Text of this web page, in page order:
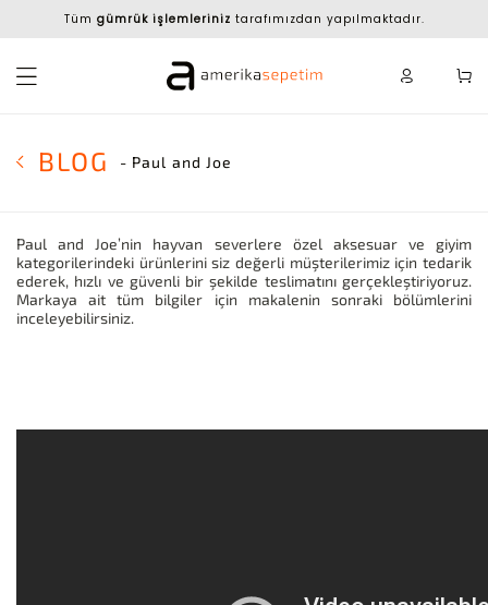
Tüm gümrük işlemleriniz tarafımızdan yapılmaktadır.
BLOG - Paul and Joe
Paul and Joe’nin hayvan severlere özel aksesuar ve giyim
kategorilerindeki ürünlerini siz değerli müşterilerimiz için tedarik
ederek, hızlı ve güvenli bir şekilde teslimatını gerçekleştiriyoruz.
Markaya ait tüm bilgiler için makalenin sonraki bölümlerini
inceleyebilirsiniz.